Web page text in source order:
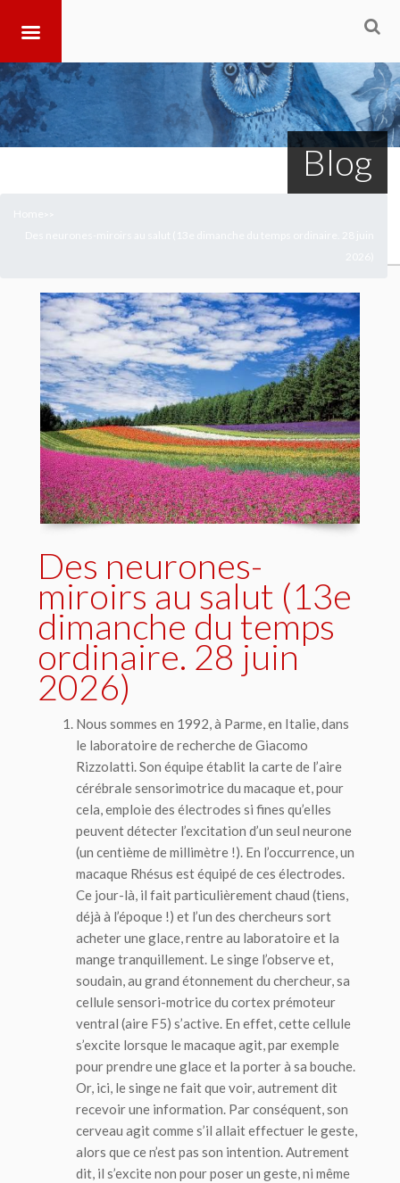
Blog
Des neurones-
miroirs au salut (13e
dimanche du temps
ordinaire. 28 juin
2026)
Nous sommes en 1992, à Parme, en Italie, dans
le laboratoire de recherche de Giacomo
Rizzolatti. Son équipe établit la carte de l’aire
cérébrale sensorimotrice du macaque et, pour
cela, emploie des électrodes si fines qu’elles
peuvent détecter l’excitation d’un seul neurone
(un centième de millimètre !). En l’occurrence, un
macaque Rhésus est équipé de ces électrodes.
Ce jour-là, il fait particulièrement chaud (tiens,
déjà à l’époque !) et l’un des chercheurs sort
acheter une glace, rentre au laboratoire et la
mange tranquillement. Le singe l’observe et,
soudain, au grand étonnement du chercheur, sa
cellule sensori-motrice du cortex prémoteur
ventral (aire F5) s’active. En effet, cette cellule
s’excite lorsque le macaque agit, par exemple
pour prendre une glace et la porter à sa bouche.
Or, ici, le singe ne fait que voir, autrement dit
recevoir une information. Par conséquent, son
cerveau agit comme s’il allait effectuer le geste,
alors que ce n’est pas son intention. Autrement
dit, il s’excite non pour poser un geste, ni même